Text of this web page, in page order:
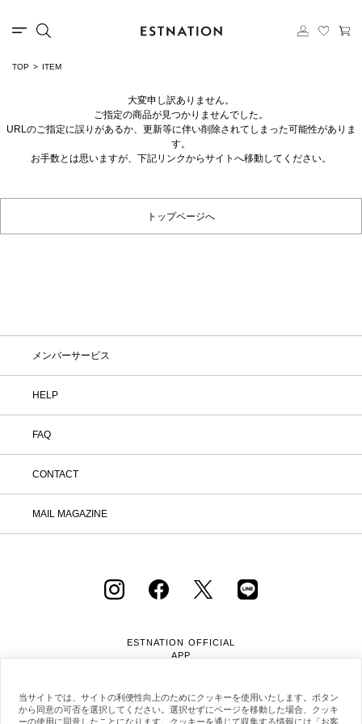
TOP ITEM
大変申し訳ありません。
ご指定の商品が見つかりませんでした。
URLのご指定に誤りがあるか、更新等に伴い削除されてしまった可能性がありま
す。
お手数とは思いますが、下記リンクからサイトへ移動してください。
トップページへ
メンバーサービス
HELP
FAQ
CONTACT
MAIL MAGAZINE
ESTNATION OFFICIAL
APP
当サイトでは、サイトの利便性向上のためにクッキーを使用いたします。ボタン
から同意の可否を選択してください。選択せずにページを移動した場合、クッキ
ーの使用に同意したことになります。クッキーを通じて収集する情報には「お客